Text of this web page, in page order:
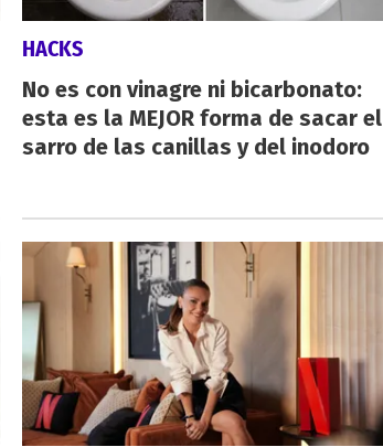
HACKS
No es con vinagre ni bicarbonato:
esta es la MEJOR forma de sacar el
sarro de las canillas y del inodoro